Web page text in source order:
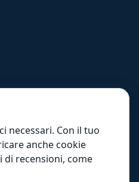
necessari. Con il tuo
anche cookie
recensioni, come